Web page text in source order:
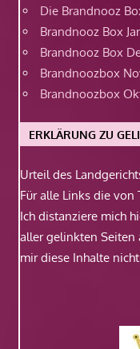
Die Brandnooz
Brandnooz Box
Brandnooz Box
Brandnoozbox
Brandnoozbox
ERKLÄRUNG ZU
Urteil des
Für alle Links die
Ich distanziere mich
aller gelinkten Seiten
mir diese Inhalte